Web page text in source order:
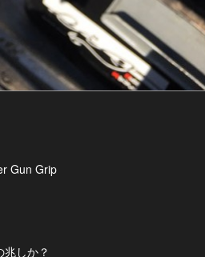
Gun Grip
しか？